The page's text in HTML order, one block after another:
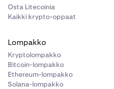
Osta Litecoinia
Kaikki krypto-oppaat
Lompakko
Kryptolompakko
Bitcoin-lompakko
Ethereum-lompakko
Solana-lompakko